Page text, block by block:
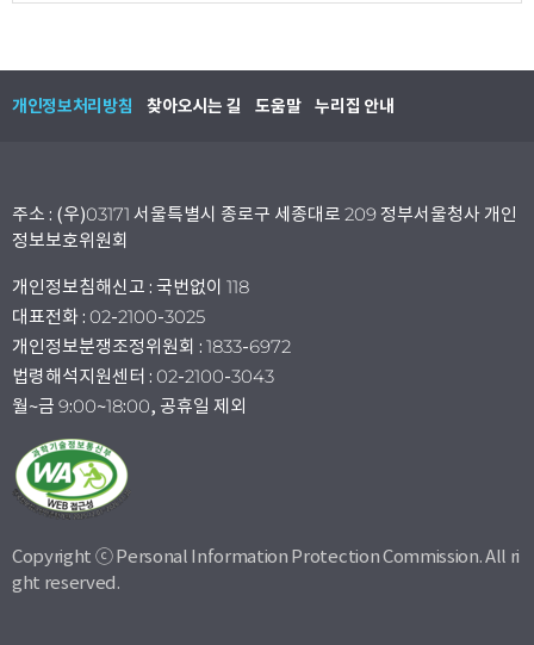
개인정보처리방침 찾아오시는 길 도움말 누리집 안내
주소 : (우)03171 서울특별시 종로구 세종대로 209 정부서울청사 개인
정보보호위원회
개인정보침해신고 : 국번없이 118
대표전화 : 02-2100-3025
개인정보분쟁조정위원회 : 1833-6972
법령해석지원센터 : 02-2100-3043
월~금 9:00~18:00, 공휴일 제외
Copyright ⓒ Personal Information Protection Commission. All ri
ght reserved.